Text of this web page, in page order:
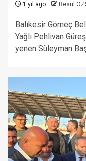
1 yıl ago Resul
Balıkesir Gömeç
Yağlı Pehlivan
yenen Süleyman